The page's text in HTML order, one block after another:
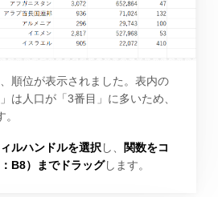
順位が表示されました。表内の
は人口が「3番目」に多いため、
ルハンドルを選択 し、
関数をコ
B8）までドラッグします。